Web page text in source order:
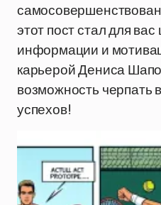
этот пост стал для
информации и
карьерой Дениса
возможность черпать
успехов!